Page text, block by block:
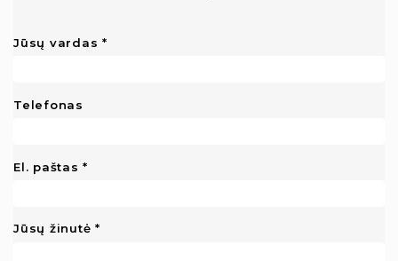
Jūsų vardas
Telefonas
El. paštas
Jūsų žinutė